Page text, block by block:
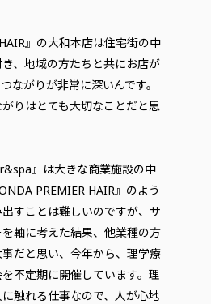
』の大和本店は住宅街の中
、地域の方たちと共にお店が
ながりが非常に深いんです。
りはとても大切なことだと思
』は大きな商業施設の中
PREMIER HAIR』のよう
すことは難しいのですが、サ
軸に考えた結果、他業種の方
だと思い、今年から、理学療
不定期に開催しています。理
触れる仕事なので、人が心地